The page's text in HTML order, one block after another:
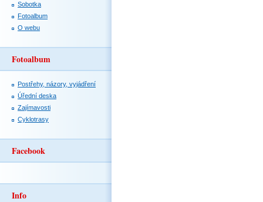
Sobotka
Fotoalbum
O webu
Fotoalbum
Postřehy, názory, vyjádření
Úřední deska
Zajímavosti
Cyklotrasy
Facebook
Info